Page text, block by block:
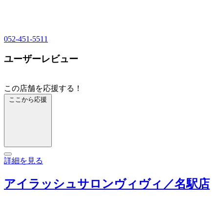
052-451-5511
ユーザーレビュー
この店舗を応援する！
ここから応援
詳細を見る
アイラッシュサロンヴィヴィ／名駅店